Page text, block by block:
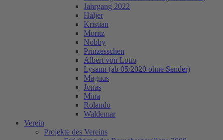
Jahrgang 2022
Håljer
Kristian
Moritz
Nobby
Prinzesschen
Albert von Lotto
Lysann (ab 05/2020 ohne Sender)
Magnus
Jonas
Mina
Rolando
Waldemar
Verein
Projekte des Vereins